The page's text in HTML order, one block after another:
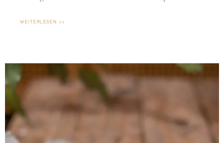
Cookie-Zustimmung verwalten
Um dir ein optimales Erlebnis zu bieten, verwenden wir Technologien wie Cookies, um
Geräteinformationen zu speichern und/oder darauf zuzugreifen. Wenn du diesen
Technologien zustimmst, können wir Daten wie das Surfverhalten oder eindeutige IDs
auf dieser Website verarbeiten. Wenn du deine Zustimmung nicht erteilst oder
zurückziehst, können bestimmte Merkmale und Funktionen beeinträchtigt werden.